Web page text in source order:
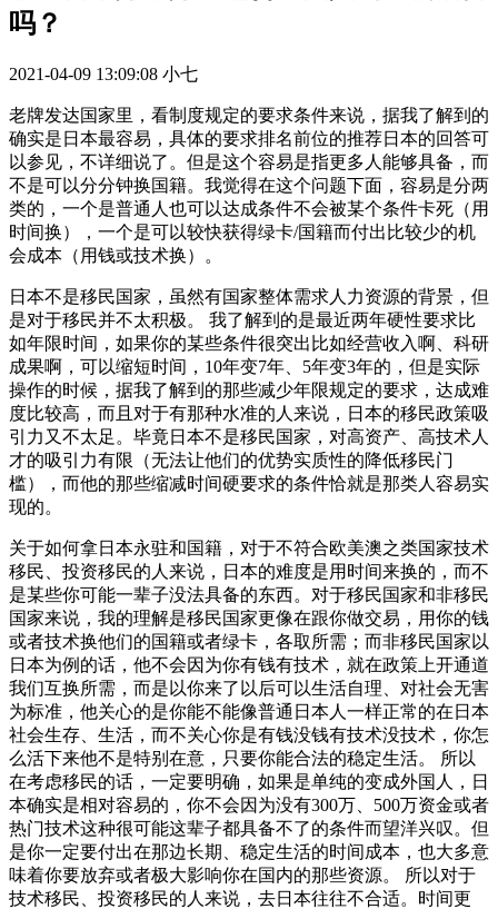
吗？
2021-04-09 13:09:08 小七
老牌发达国家里，看制度规定的要求条件来说，据我了解到的
确实是日本最容易，具体的要求排名前位的推荐日本的回答可
以参见，不详细说了。但是这个容易是指更多人能够具备，而
不是可以分分钟换国籍。我觉得在这个问题下面，容易是分两
类的，一个是普通人也可以达成条件不会被某个条件卡死（用
时间换），一个是可以较快获得绿卡/国籍而付出比较少的机
会成本（用钱或技术换）。
日本不是移民国家，虽然有国家整体需求人力资源的背景，但
是对于移民并不太积极。 我了解到的是最近两年硬性要求比
如年限时间，如果你的某些条件很突出比如经营收入啊、科研
成果啊，可以缩短时间，10年变7年、5年变3年的，但是实际
操作的时候，据我了解到的那些减少年限规定的要求，达成难
度比较高，而且对于有那种水准的人来说，日本的移民政策吸
引力又不太足。毕竟日本不是移民国家，对高资产、高技术人
才的吸引力有限（无法让他们的优势实质性的降低移民门
槛），而他的那些缩减时间硬要求的条件恰就是那类人容易实
现的。
关于如何拿日本永驻和国籍，对于不符合欧美澳之类国家技术
移民、投资移民的人来说，日本的难度是用时间来换的，而不
是某些你可能一辈子没法具备的东西。对于移民国家和非移民
国家来说，我的理解是移民国家更像在跟你做交易，用你的钱
或者技术换他们的国籍或者绿卡，各取所需；而非移民国家以
日本为例的话，他不会因为你有钱有技术，就在政策上开通道
我们互换所需，而是以你来了以后可以生活自理、对社会无害
为标准，他关心的是你能不能像普通日本人一样正常的在日本
社会生存、生活，而不关心你是有钱没钱有技术没技术，你怎
么活下来他不是特别在意，只要你能合法的稳定生活。 所以
在考虑移民的话，一定要明确，如果是单纯的变成外国人，日
本确实是相对容易的，你不会因为没有300万、500万资金或者
热门技术这种很可能这辈子都具备不了的条件而望洋兴叹。但
是你一定要付出在那边长期、稳定生活的时间成本，也大多意
味着你要放弃或者极大影响你在国内的那些资源。 所以对于
技术移民、投资移民的人来说，去日本往往不合适。时间更